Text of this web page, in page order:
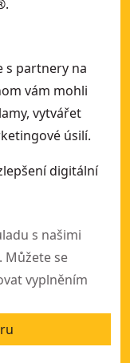
s partnery na
vám mohli
vytvářet
úsilí.
digitální
s našimi
Můžete se
vyplněním